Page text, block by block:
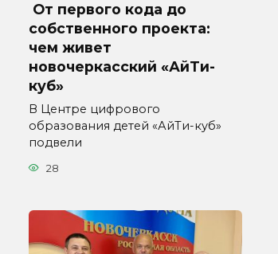
От первого кода до
собственного проекта:
чем живет
новочеркасский «АйТи-
куб»
В Центре цифрового
образования детей «АйТи-куб»
подвели
28